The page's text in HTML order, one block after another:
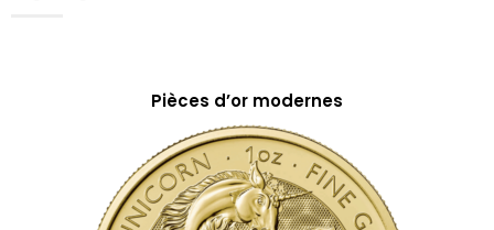
Pièces d’or modernes